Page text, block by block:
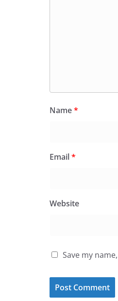
Name*
Email*
Website
Save my